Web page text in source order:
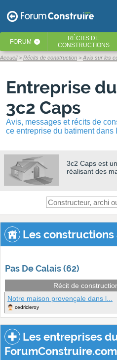
FORUM ‹ RÉCITS DE
CONSTRUCTIONS
Accueil Récits de construction Avis sur les
Entreprise
3c2 Caps
Avis, messages et récits de
ce entreprise du batiment dans
3c2 Caps est
réalisant des
Les constructions
Pas De Calais (62)
Récit de
Notre maison provençale dans l...
cedricleroy
Les entreprises